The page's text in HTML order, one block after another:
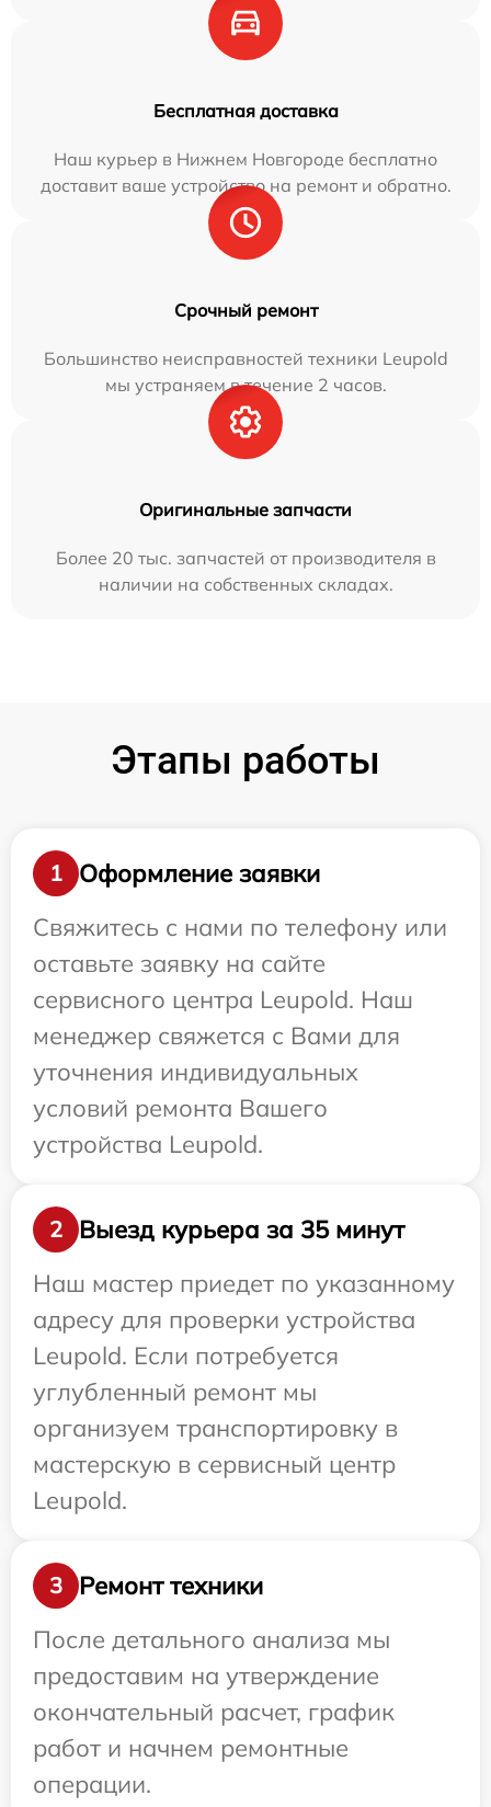
Бесплатная доставка
Наш курьер в Нижнем Новгороде бесплатно
доставит ваше устройство на ремонт и обратно.
Срочный ремонт
Большинство неисправностей техники Leupold
мы устраняем в течение 2 часов.
Оригинальные запчасти
Более 20 тыс. запчастей от производителя в
наличии на собственных складах.
Этапы работы
1
Оформление заявки
Свяжитесь с нами по телефону или
оставьте заявку на сайте
сервисного центра Leupold. Наш
менеджер свяжется с Вами для
уточнения индивидуальных
условий ремонта Вашего
устройства Leupold.
2
Выезд курьера за 35 минут
Наш мастер приедет по указанному
адресу для проверки устройства
Leupold. Если потребуется
углубленный ремонт мы
организуем транспортировку в
мастерскую в сервисный центр
Leupold.
3
Ремонт техники
После детального анализа мы
предоставим на утверждение
окончательный расчет, график
работ и начнем ремонтные
операции.